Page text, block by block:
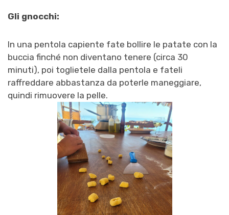
Gli gnocchi:
In una pentola capiente fate bollire le patate con la
buccia finché non diventano tenere (circa 30
minuti), poi toglietele dalla pentola e fateli
raffreddare abbastanza da poterle maneggiare,
quindi rimuovere la pelle.